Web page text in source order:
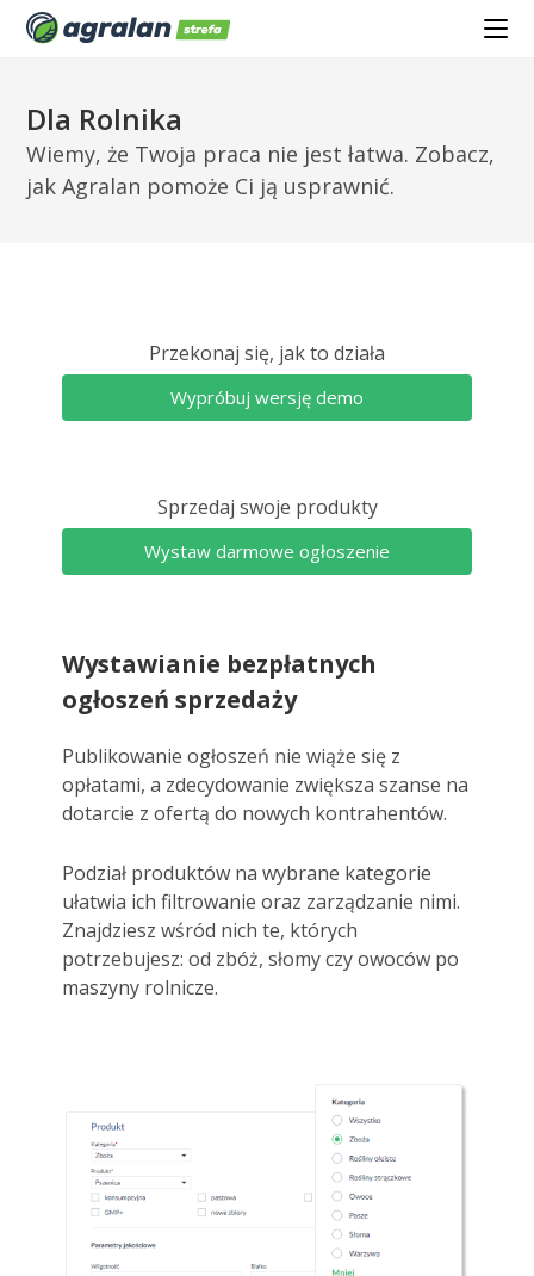
Dla Rolnika
Wiemy, że Twoja praca nie jest łatwa. Zobacz,
jak Agralan pomoże Ci ją usprawnić.
Przekonaj się, jak to działa
Wypróbuj wersję demo
Sprzedaj swoje produkty
Wystaw darmowe ogłoszenie
Wystawianie bezpłatnych
ogłoszeń sprzedaży
Publikowanie ogłoszeń nie wiąże się z
opłatami, a zdecydowanie zwiększa szanse na
dotarcie z ofertą do nowych kontrahentów.
Podział produktów na wybrane kategorie
ułatwia ich filtrowanie oraz zarządzanie nimi.
Znajdziesz wśród nich te, których
potrzebujesz: od zbóż, słomy czy owoców po
maszyny rolnicze.